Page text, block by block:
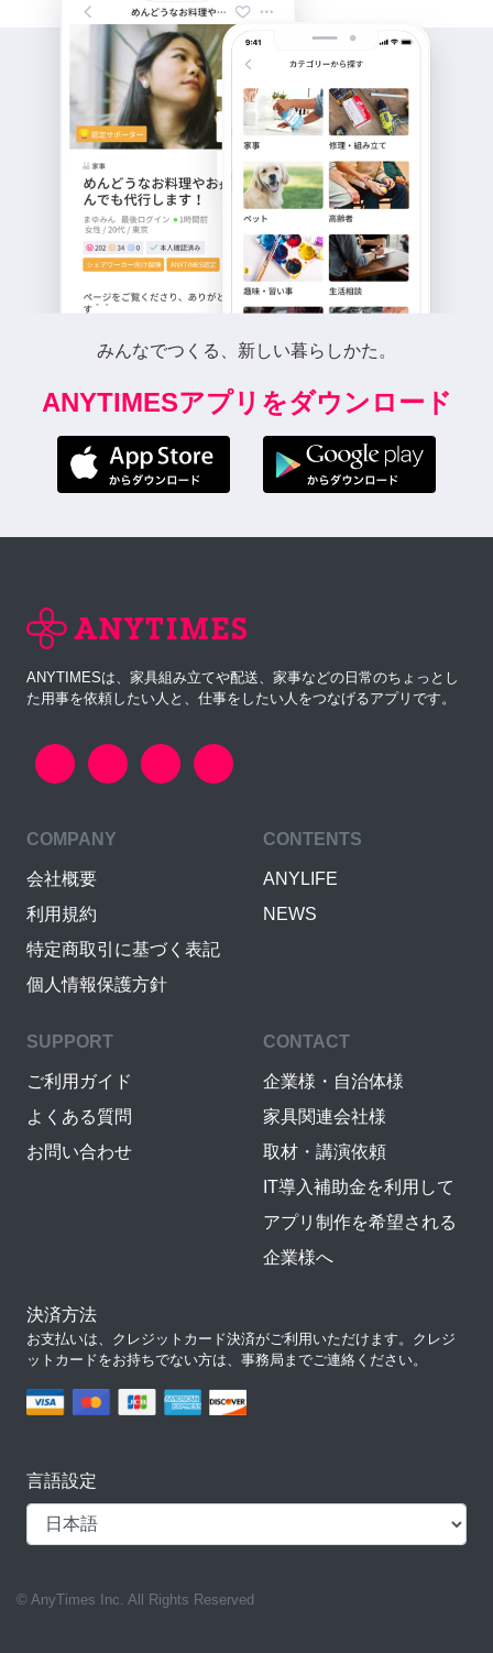
みんなでつくる、新しい暮らしかた。
ANYTIMESアプリをダウンロード
ANYTIMESは、家具組み立てや配送、家事などの日常のちょっとし
た用事を依頼したい人と、仕事をしたい人をつなげるアプリです。
COMPANY
会社概要
利用規約
特定商取引に基づく表記
個人情報保護方針
CONTENTS
ANYLIFE
NEWS
SUPPORT
ご利用ガイド
よくある質問
お問い合わせ
CONTACT
企業様・自治体様
家具関連会社様
取材・講演依頼
IT導入補助金を利用して
アプリ制作を希望される
企業様へ
決済方法
お支払いは、クレジットカード決済がご利用いただけます。クレジ
ットカードをお持ちでない方は、事務局までご連絡ください。
言語設定
© AnyTimes Inc. All Rights Reserved